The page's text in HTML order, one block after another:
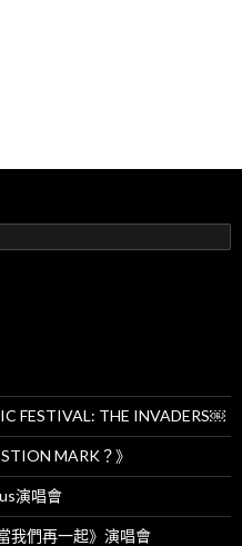
FESTIVAL: THE INVADERS￼
MARK？》
演唱會
我們再一起》演唱會